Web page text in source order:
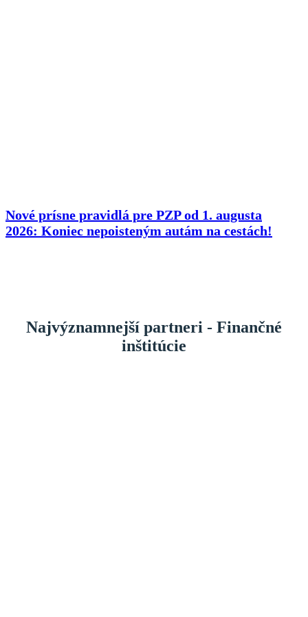
Nové prísne pravidlá pre PZP od 1. augusta
2026: Koniec nepoisteným autám na cestách!
Najvýznamnejší partneri - Finančné
inštitúcie